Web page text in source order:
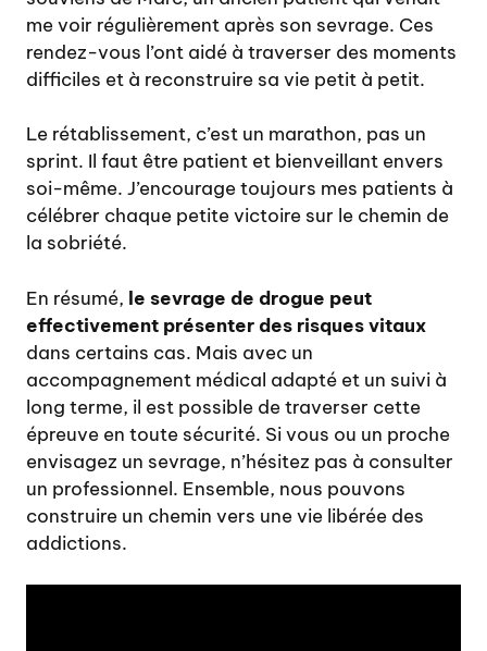
me voir régulièrement après son sevrage. Ces
rendez-vous l’ont aidé à traverser des moments
difficiles et à reconstruire sa vie petit à petit.
Le rétablissement, c’est un marathon, pas un
sprint. Il faut être patient et bienveillant envers
soi-même. J’encourage toujours mes patients à
célébrer chaque petite victoire sur le chemin de
la sobriété.
En résumé, le sevrage de drogue peut
effectivement présenter des risques vitaux
dans certains cas. Mais avec un
accompagnement médical adapté et un suivi à
long terme, il est possible de traverser cette
épreuve en toute sécurité. Si vous ou un proche
envisagez un sevrage, n’hésitez pas à consulter
un professionnel. Ensemble, nous pouvons
construire un chemin vers une vie libérée des
addictions.